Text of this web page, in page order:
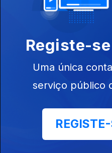
28 mai. 2026
Igreja Católica + União Budista
Igreja Católica +
24 mai. 2026
Igreja Católica + Adventistas
Igreja Católica
23 mai. 2026
Registe-se
Uma única
serviço público